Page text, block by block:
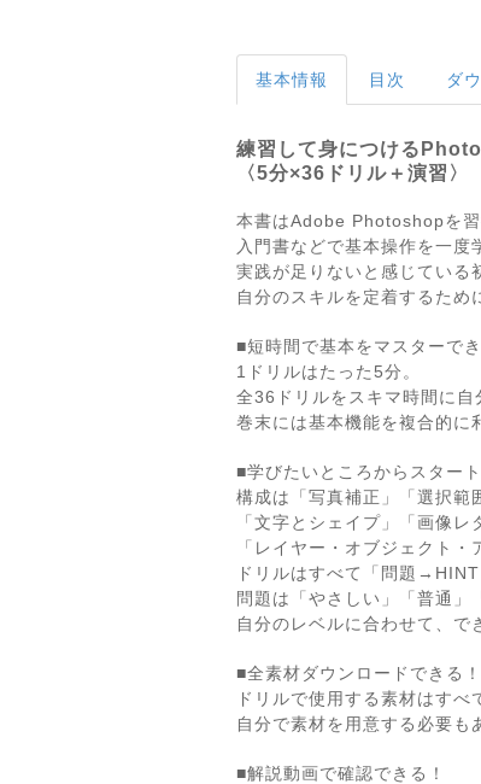
基本情報 目次 ダ
練習して身につける
〈5分×36ドリル＋演習〉
本書はAdobe Photoshopを習
入門書などで基本操作を一度
実践が足りないと感じている
自分のスキルを定着するため
■短時間で基本をマスターでき
1ドリルはたった5分。
全36ドリルをスキマ時間に自
巻末には基本機能を複合的に
■学びたいところからスタート
構成は「写真補正」「選択範
「文字とシェイプ」「画像レ
「レイヤー・オブジェクト・
ドリルはすべて「問題
問題は「やさしい」「普通」
自分のレベルに合わせて、で
■全素材ダウンロードできる！
ドリルで使用する素材はすべ
自分で素材を用意する必要も
■解説動画で確認できる！